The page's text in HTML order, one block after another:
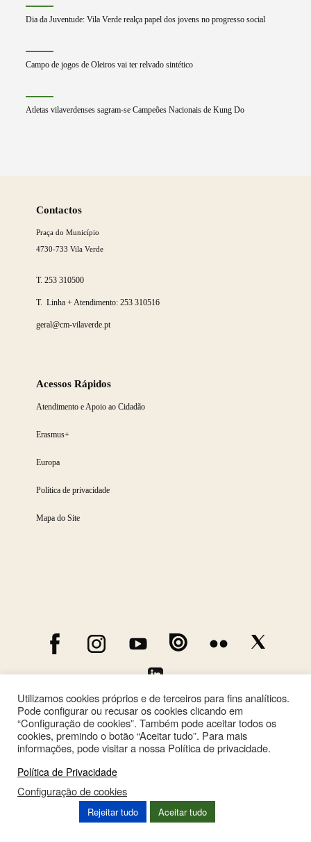
Dia da Juventude: Vila Verde realça papel dos jovens no progresso social
Campo de jogos de Oleiros vai ter relvado sintético
Atletas vilaverdenses sagram-se Campeões Nacionais de Kung Do
Contactos
Praça do Município
4730-733 Vila Verde
T.253 310500
T. Linha + Atendimento: 253 310516
geral@cm-vilaverde.pt
Acessos Rápidos
Atendimento e Apoio ao Cidadão
Erasmus+
Europa
Política de privacidade
Mapa do Site
Utilizamos cookies próprios e de terceiros para fins analíticos.
Pode configurar ou recusar os cookies clicando em
“Configuração de cookies”. Também pode aceitar todos os
cookies, premindo o botão “Aceitar tudo”. Para mais
informações, pode visitar a nossa Política de privacidade.
Política de Privacidade
Configuração de cookies
Rejeitar tudo Aceitar tudo
This site is registered onwpml.orgas a development site. Switch to a production
site key toremove this banner.